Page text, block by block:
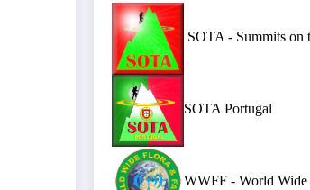
SOTA - Summits on
SOTA Portugal
WWFF - World